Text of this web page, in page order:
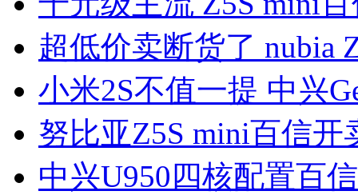
超低价卖断货了 nubia
小米2S不值一提 中兴
努比亚Z5S mini百信开
中兴U950四核配置百